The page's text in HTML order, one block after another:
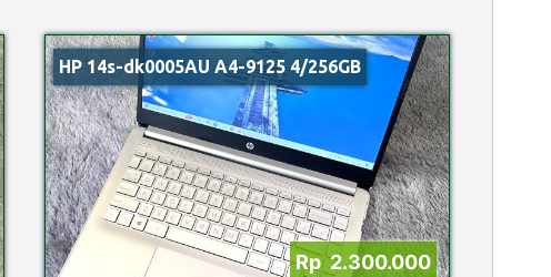
HP 14s-dk0005AU A4-9125 4/256GB
Rp 2.300.000